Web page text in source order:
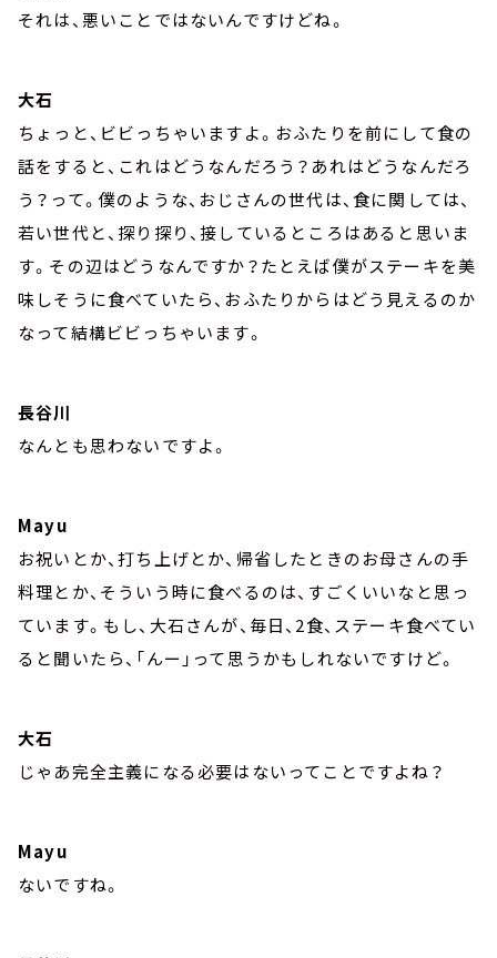
それは、悪いことではないんですけどね。
大石
ちょっと、ビビっちゃいますよ。おふたりを前にして食の
話をすると、これはどうなんだろう？あれはどうなんだろ
う？って。僕のような、おじさんの世代は、食に関しては、
若い世代と、探り探り、接しているところはあると思いま
す。その辺はどうなんですか？たとえば僕がステーキを美
味しそうに食べていたら、おふたりからはどう見えるのか
なって結構ビビっちゃいます。
長谷川
なんとも思わないですよ。
Mayu
お祝いとか、打ち上げとか、帰省したときのお母さんの手
料理とか、そういう時に食べるのは、すごくいいなと思っ
ています。もし、大石さんが、毎日、2食、ステーキ食べてい
ると聞いたら、「んー」って思うかもしれないですけど。
大石
じゃあ完全主義になる必要はないってことですよね？
Mayu
ないですね。